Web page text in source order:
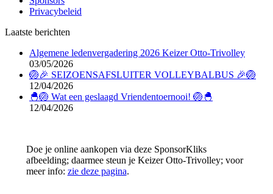
Privacybeleid
Laatste berichten
Algemene ledenvergadering 2026 Keizer Otto-Trivolley
03/05/2026
🏐🎉 SEIZOENSAFSLUITER VOLLEYBALBUS 🎉🏐
12/04/2026
🐣🏐 Wat een geslaagd Vriendentoernooi! 🏐🐣
12/04/2026
Doe je online aankopen via deze SponsorKliks
afbeelding; daarmee steun je Keizer Otto-Trivolley; voor
meer info: zie deze pagina.